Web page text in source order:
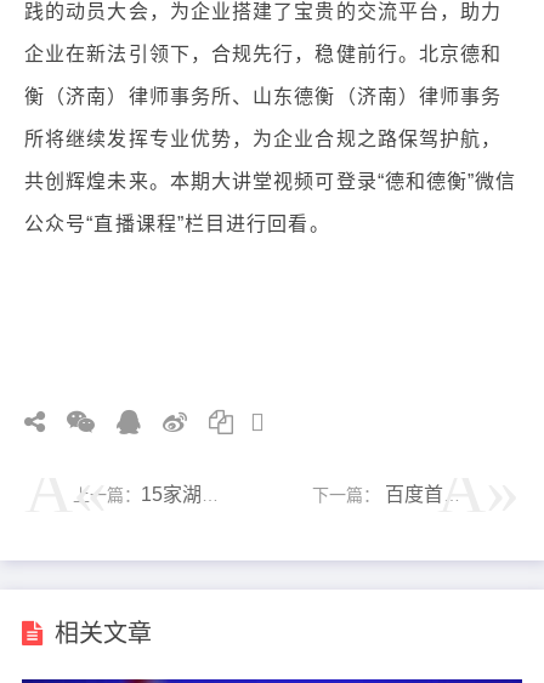
践的动员大会，为企业搭建了宝贵的交流平台，助力
企业在新法引领下，合规先行，稳健前行。北京德和
衡（济南）律师事务所、山东德衡（济南）律师事务
所将继续发挥专业优势，为企业合规之路保驾护航，
共创辉煌未来。本期大讲堂视频可登录“德和德衡”微信
公众号“直播课程”栏目进行回看。
上一篇： 15家湖北企业签署参展协议！第二届中国国际供应链促进博览会湖北推介会在汉举办 下一篇： 百度首页 凛然丨正气 新质生产力拓宽全球市场影响力，九号公司受邀参加中意企业家委员会第七次会议
相关文章